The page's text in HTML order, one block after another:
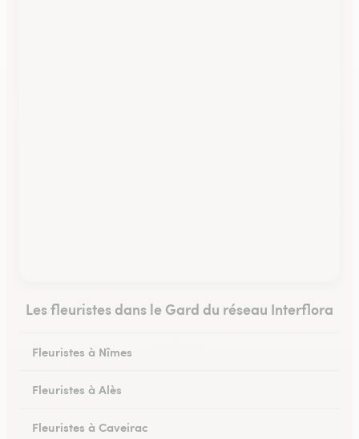
Les fleuristes dans le Gard du réseau Interflora
Fleuristes à Nîmes
Fleuristes à Alès
Fleuristes à Caveirac